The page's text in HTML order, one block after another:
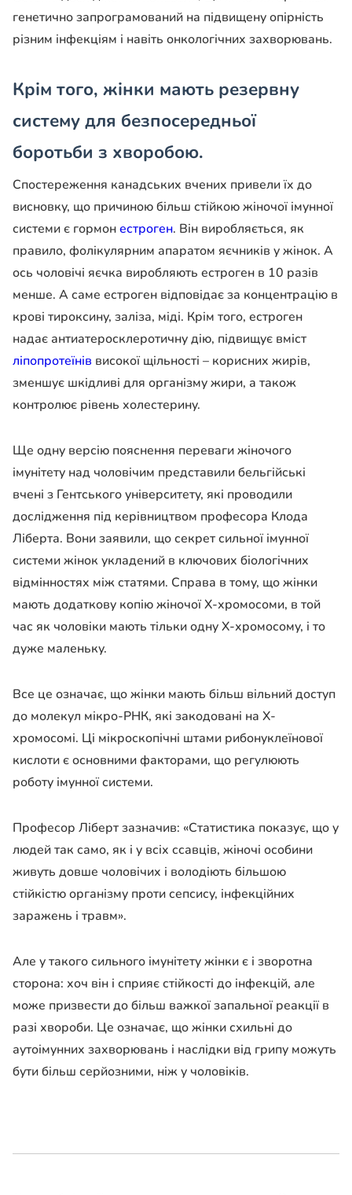
генетично запрограмований на підвищену опірність
різним інфекціям і навіть онкологічних захворювань.
Крім того, жінки мають резервну
систему для безпосередньої
боротьби з хворобою.
Спостереження канадських вчених привели їх до
висновку, що причиною більш стійкою жіночої імунної
системи є гормонестроген. Він виробляється, як
правило, фолікулярним апаратом яєчників у жінок. А
ось чоловічі яєчка виробляють естроген в 10 разів
менше. А саме естроген відповідає за концентрацію в
крові тироксину, заліза, міді. Крім того, естроген
надає антиатеросклеротичну дію, підвищує вміст
ліпопротеїнів високої щільності – корисних жирів,
зменшує шкідливі для організму жири, а також
контролює рівень холестерину.
Ще одну версію пояснення переваги жіночого
імунітету над чоловічим представили бельгійські
вчені з Гентського університету, які проводили
дослідження під керівництвом професора Клода
Ліберта. Вони заявили, що секрет сильної імунної
системи жінок укладений в ключових біологічних
відмінностях між статями. Справа в тому, що жінки
мають додаткову копію жіночої Х-хромосоми, в той
час як чоловіки мають тільки одну Х-хромосому, і то
дуже маленьку.
Все це означає, що жінки мають більш вільний доступ
до молекул мікро-РНК, які закодовані на Х-
хромосомі. Ці мікроскопічні штами рибонуклеїнової
кислоти є основними факторами, що регулюють
роботу імунної системи.
Професор Ліберт зазначив: «Статистика показує, що у
людей так само, як і у всіх ссавців, жіночі особини
живуть довше чоловічих і володіють більшою
стійкістю організму проти сепсису, інфекційних
заражень і травм».
Але у такого сильного імунітету жінки є і зворотна
сторона: хоч він і сприяє стійкості до інфекцій, але
може призвести до більш важкої запальної реакції в
разі хвороби. Це означає, що жінки схильні до
аутоімунних захворювань і наслідки від грипу можуть
бути більш серйозними, ніж у чоловіків.